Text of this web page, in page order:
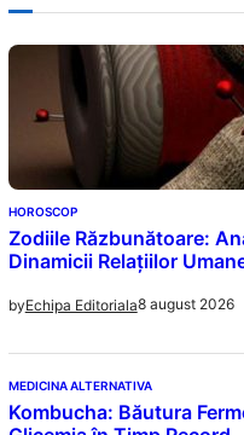
HOROSCOP
Zodiile Răzbunătoare:
Dinamicii Relațiilor
byEchipa Editoriala8 august 2026
MEDICINA ALTERNATIVA
Kombucha: Băutura